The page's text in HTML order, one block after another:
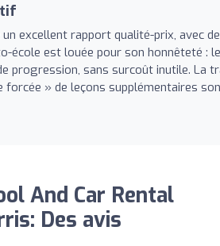
excellent rapport qualité-prix, avec
école est louée pour son honnêteté :
progression, sans surcoût inutile. La
» de leçons supplémentaires
And Car Rental
Des avis